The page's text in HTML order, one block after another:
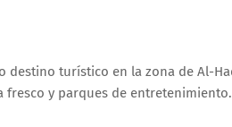
destino turístico en la zona de Al-
fresco y parques de entretenimiento.